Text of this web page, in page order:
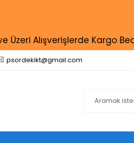
Alışverişlerde Kargo
psordekikt@gmail.com